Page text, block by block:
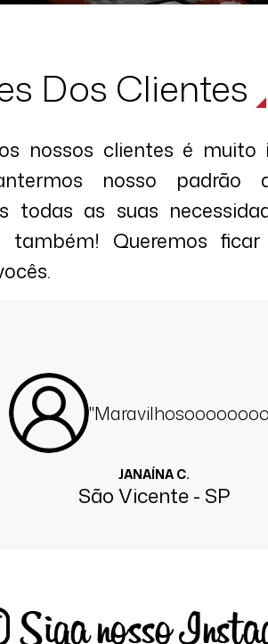
Dos Clientes
nossos clientes é muito
nosso padrão
todas as suas
também! Queremos
JANAÍNA C.
São Vicente - SP